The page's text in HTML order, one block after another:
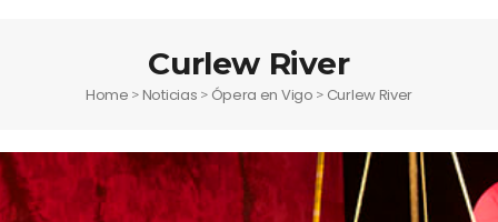
Curlew River
Home >Noticias > Ópera en Vigo > Curlew River